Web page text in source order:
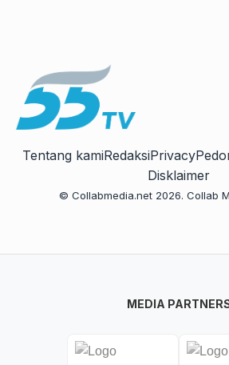
Tentang kamiRedaksiPrivacy
Disklaimer
© Collabmedia.net 2026. Collab
MEDIA